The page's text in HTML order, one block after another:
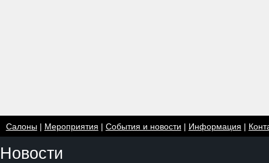
Салоны| Мероприятия | События и новости | Информация |
Новости